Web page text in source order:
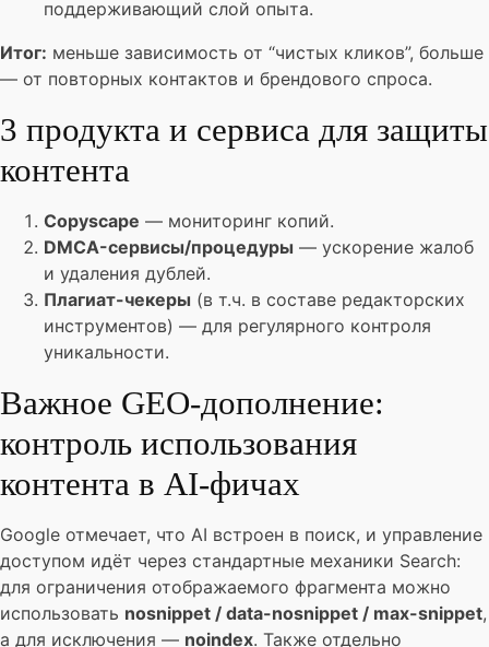
поддерживающий слой опыта.
Итог: меньше зависимость от “чистых кликов”, больше
— от повторных контактов и брендового спроса.
3 продукта и сервиса для защиты
контента
Copyscape — мониторинг копий.
DMCA-сервисы/процедуры — ускорение жалоб
и удаления дублей.
Плагиат-чекеры (в т.ч. в составе редакторских
инструментов) — для регулярного контроля
уникальности.
Важное GEO-дополнение:
контроль использования
контента в AI-фичах
Google отмечает, что AI встроен в поиск, и управление
доступом идёт через стандартные механики Search:
для ограничения отображаемого фрагмента можно
использовать nosnippet / data-nosnippet / max-snippet,
а для исключения — noindex. Также отдельно